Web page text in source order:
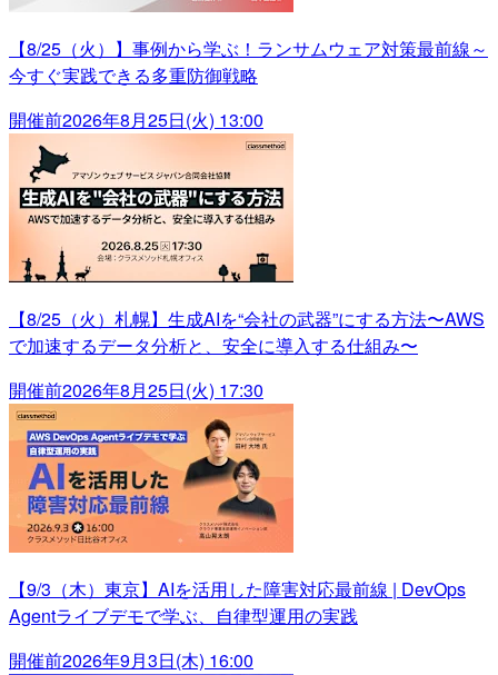
【8/25（火）】事例から学ぶ！ランサムウェア対策最前線～
今すぐ実践できる多重防御戦略
開催前2026年8月25日(火) 13:00
【8/25（火）札幌】生成AIを“会社の武器”にする方法〜AWS
で加速するデータ分析と、安全に導入する仕組み〜
開催前2026年8月25日(火) 17:30
【9/3（木）東京】AIを活用した障害対応最前線 | DevOps
Agentライブデモで学ぶ、自律型運用の実践
開催前2026年9月3日(木) 16:00